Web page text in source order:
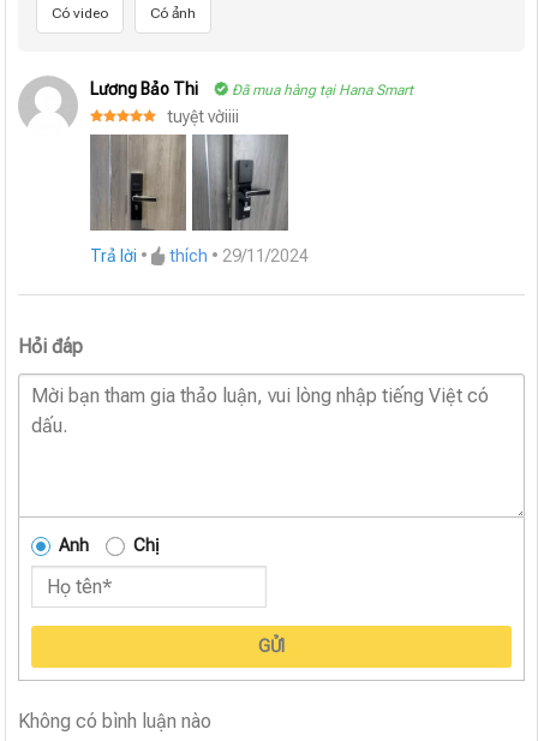
Có video Có ảnh
Lương Bảo Thi Đã mua hàng tại Hana Smart
Được xếp
tuyệt vờiiii
Trả lời • thích •29/11/2024
Hỏi đáp
Anh Chị
GỬI
Không có bình luận nào